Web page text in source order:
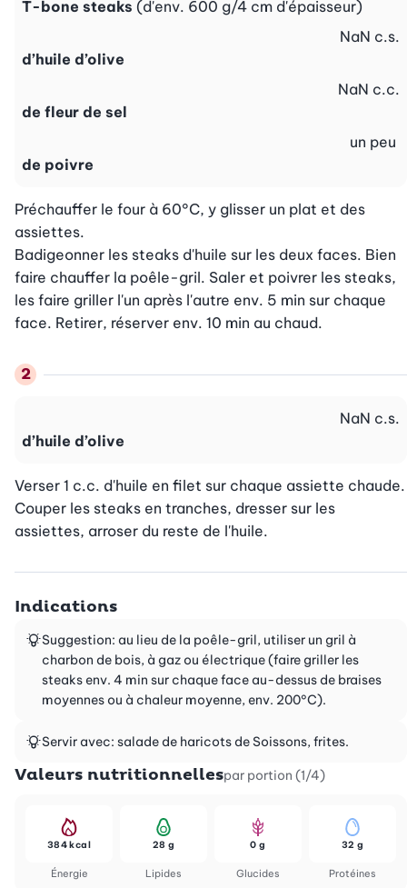
T-bone steaks (d'env. 600 g/4 cm d'épaisseur)
d’huile d’olive
NaN c.s.
de fleur de sel
NaN c.c.
de poivre
un peu
Préchauffer le four à 60°C, y glisser un plat et des
assiettes.
Badigeonner les steaks d'huile sur les deux faces. Bien
faire chauffer la poêle-gril. Saler et poivrer les steaks,
les faire griller l'un après l'autre env. 5 min sur chaque
face. Retirer, réserver env. 10 min au chaud.
d’huile d’olive
NaN c.s.
Verser 1 c.c. d'huile en filet sur chaque assiette chaude.
Couper les steaks en tranches, dresser sur les
assiettes, arroser du reste de l'huile.
Indications
Suggestion: au lieu de la poêle-gril, utiliser un gril à
charbon de bois, à gaz ou électrique (faire griller les
steaks env. 4 min sur chaque face au-dessus de braises
moyennes ou à chaleur moyenne, env. 200°C).
Servir avec: salade de haricots de Soissons, frites.
Valeurs nutritionnellespar portion (1/4)
Énergie
384 kcal
Lipides
28 g
Glucides
0 g
Protéines
32 g